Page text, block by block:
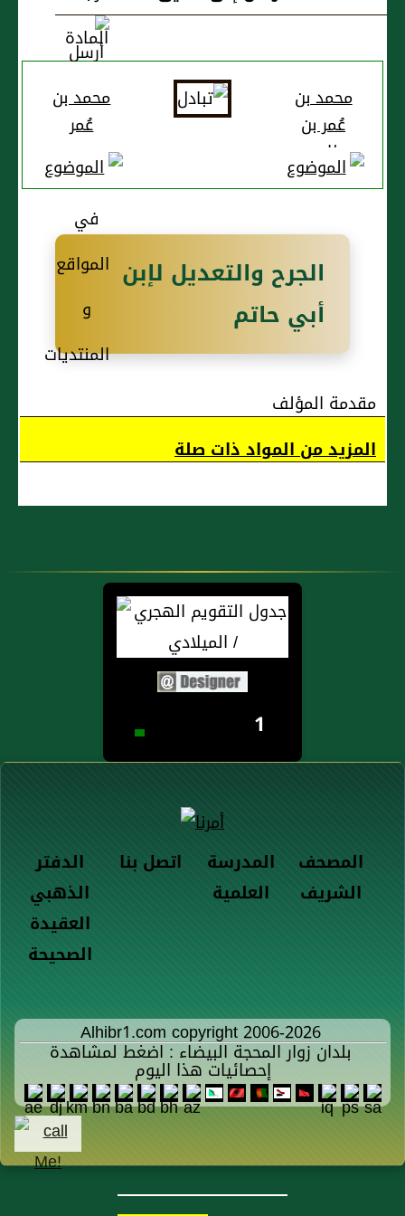
محمد بن
عُمر بن
عطارد بن
حاجب
محمد بن
عُمر
الجرح والتعديل لإبن
أبي حاتم
مقدمة المؤلف
المزيد من المواد ذات صلة
1
الدفتر
الذهبي
اتصل بنا
المدرسة
العلمية
المصحف
الشريف
العقيدة
الصحيحة
Alhibr1.com copyright 2006-2026
بلدان زوار المحجة البيضاء : اضغط لمشاهدة
إحصائيات هذا اليوم